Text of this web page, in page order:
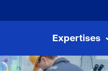
Expertises